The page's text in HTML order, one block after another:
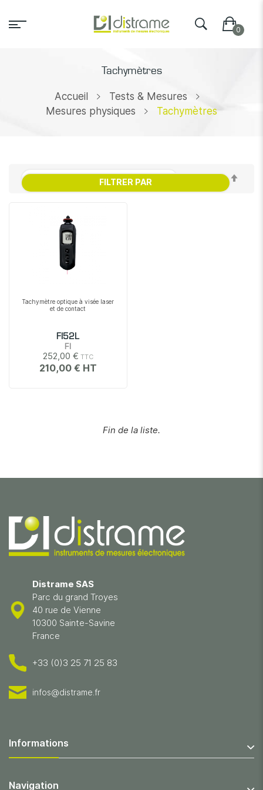
Tachymètres
Accueil
Tests & Mesures
Mesures physiques
Tachymètres
Tachymètre optique à visée laser
et de contact
FI52L
FI
252,00 €
210,00 €
Fin de la liste.
FILTRER PAR
Distrame SAS
Parc du grand Troyes
40 rue de Vienne
10300 Sainte-Savine
France
+33 (0)3 25 71 25 83
infos@distrame.fr
Informations
Navigation